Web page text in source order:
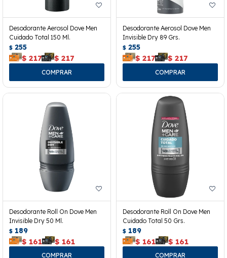
Desodorante Aerosol Dove Men
Cuidado Total 150 Ml.
$ 255
$ 217 $ 217
Desodorante Aerosol Dove Men
Invisible Dry 89 Grs.
$ 255
$ 217 $ 217
Desodorante Roll On Dove Men
Invisible Dry 50 Ml.
$ 189
$ 161 $ 161
Desodorante Roll On Dove Men
Cuidado Total 50 Grs.
$ 189
$ 161 $ 161